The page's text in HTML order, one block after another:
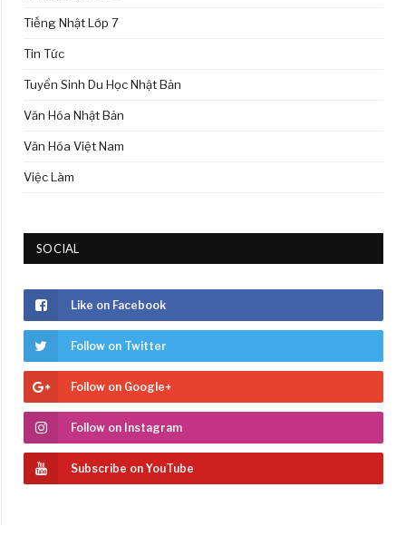
Tiếng Nhật Lớp 7
Tin Tức
Tuyển Sinh Du Học Nhật Bản
Văn Hóa Nhật Bản
Văn Hóa Việt Nam
Việc Làm
SOCIAL
Like on Facebook
Follow on Twitter
Follow on Google+
Follow on Instagram
Subscribe on YouTube